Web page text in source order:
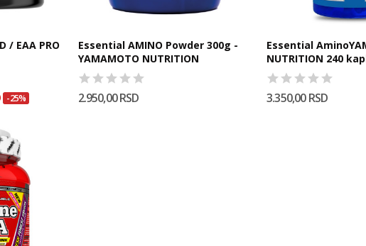
/ EAA PRO
-25%
Essential AMINO Powder 300g -
YAMAMOTO NUTRITION
2.950,00 RSD
Essential
3.350,00 RSD